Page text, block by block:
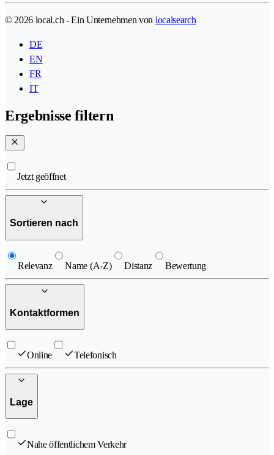
© 2026 local.ch - Ein Unternehmen von localsearch
DE
EN
FR
IT
Ergebnisse filtern
Jetzt geöffnet
Sortieren nach
Relevanz Name (A-Z) Distanz Bewertung
Kontaktformen
Online Telefonisch
Lage
Nahe öffentlichem Verkehr